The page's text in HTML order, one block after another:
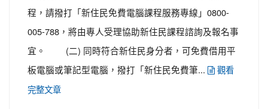
程，請撥打「新住民免費電腦課程服務專線」0800-
005-788，將由專人受理協助新住民課程諮詢及報名事
宜。 (二) 同時符合新住民身分者，可免費借用平
板電腦或筆記型電腦，撥打「新住民免費筆...
觀看
完整文章